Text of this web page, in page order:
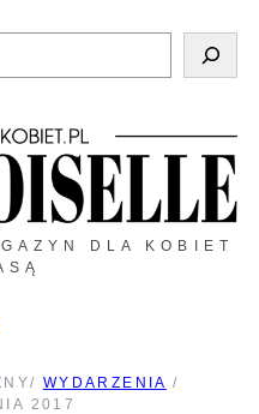
DLA KOBIET
/ WYDARZENIA /
2017